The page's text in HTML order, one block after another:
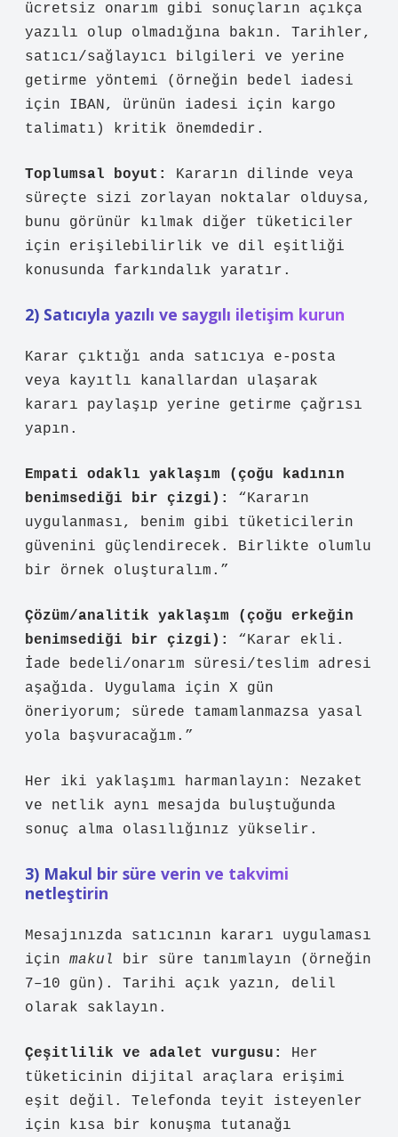
ücretsiz onarım gibi sonuçların açıkça
yazılı olup olmadığına bakın. Tarihler,
satıcı/sağlayıcı bilgileri ve yerine
getirme yöntemi (örneğin bedel iadesi
için IBAN, ürünün iadesi için kargo
talimatı) kritik önemdedir.
Toplumsal boyut:
Kararın dilinde veya
süreçte sizi zorlayan noktalar olduysa,
bunu görünür kılmak diğer tüketiciler
için erişilebilirlik ve dil eşitliği
konusunda farkındalık yaratır.
2) Satıcıyla yazılı ve saygılı iletişim kurun
Karar çıktığı anda satıcıya e-posta
veya kayıtlı kanallardan ulaşarak
kararı paylaşıp yerine getirme çağrısı
yapın.
Empati odaklı yaklaşım (çoğu kadının
benimsediği bir çizgi):
“Kararın
uygulanması, benim gibi tüketicilerin
güvenini güçlendirecek. Birlikte olumlu
bir örnek oluşturalım.”
Çözüm/analitik yaklaşım (çoğu erkeğin
benimsediği bir çizgi):
“Karar ekli.
İade bedeli/onarım süresi/teslim adresi
aşağıda. Uygulama için X gün
öneriyorum; sürede tamamlanmazsa yasal
yola başvuracağım.”
Her iki yaklaşımı harmanlayın: Nezaket
ve netlik aynı mesajda buluştuğunda
sonuç alma olasılığınız yükselir.
3) Makul bir süre verin ve takvimi
netleştirin
Mesajınızda satıcının kararı uygulaması
için makul
bir süre tanımlayın (örneğin
7–10 gün). Tarihi açık yazın, delil
olarak saklayın.
Çeşitlilik ve adalet vurgusu:
Her
tüketicinin dijital araçlara erişimi
eşit değil. Telefonda teyit isteyenler
için kısa bir konuşma tutanağı